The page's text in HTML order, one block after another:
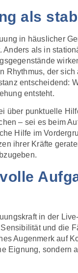
als
in häuslicher
Anders als in
Rhythmus, der
entscheidend:
entsteht.
über punktuelle
– sei es beim
Hilfe im
ihrer Kräfte
in der
und die
Augenmerk auf
Eignung, sondern